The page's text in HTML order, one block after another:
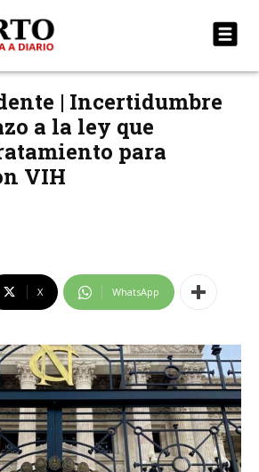
| Incertidumbre
a la ley que
para
VIH
X WhatsApp